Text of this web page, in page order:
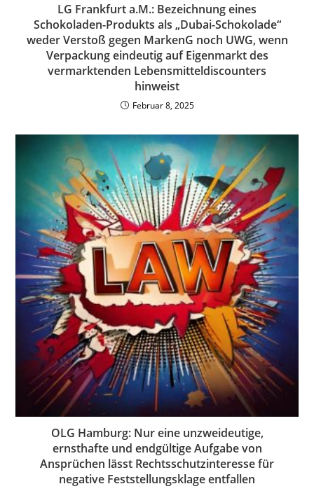
LG Frankfurt a.M.: Bezeichnung eines
Schokoladen-Produkts als „Dubai-Schokolade“
weder Verstoß gegen MarkenG noch UWG, wenn
Verpackung eindeutig auf Eigenmarkt des
vermarktenden Lebensmitteldiscounters
hinweist
Februar 8, 2025
OLG Hamburg: Nur eine unzweideutige,
ernsthafte und endgültige Aufgabe von
Ansprüchen lässt Rechtsschutzinteresse für
negative Feststellungsklage entfallen